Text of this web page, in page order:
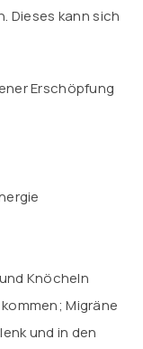
Dieses kann sich
Erschöpfung
Knöcheln
Migräne
und in den